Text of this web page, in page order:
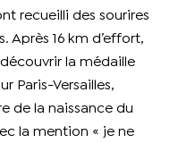
recueilli des sourires
Après 16 km d’effort,
la médaille
Paris-Versailles,
de la naissance du
la mention « je ne